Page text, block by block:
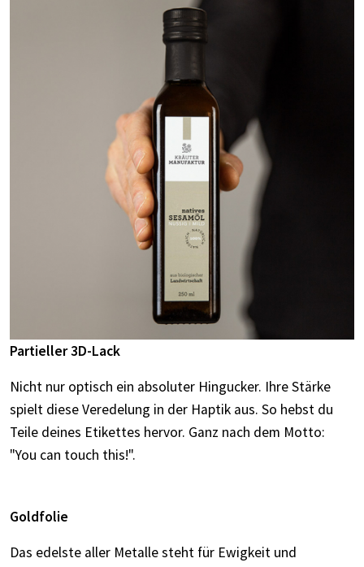
Partieller 3D-Lack
Nicht nur optisch ein absoluter Hingucker. Ihre Stärke
spielt diese Veredelung in der Haptik aus. So hebst du
Teile deines Etikettes hervor. Ganz nach dem Motto:
"You can touch this!".
Goldfolie
Das edelste aller Metalle steht für Ewigkeit und